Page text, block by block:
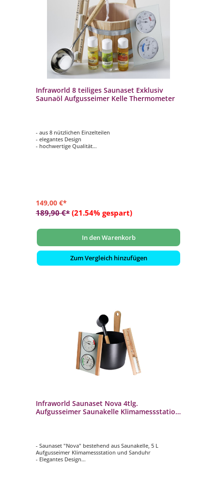
Infraworld 8 teiliges Saunaset Exklusiv
Saunaöl Aufgusseimer Kelle Thermometer
- aus 8 nützlichen Einzelteilen
- elegantes Design
- hochwertige Qualität
149,00 €*
189,90 €* (21.54% gespart)
In den Warenkorb
Zum Vergleich hinzufügen
Infraworld Saunaset Nova 4tlg.
Aufgusseimer Saunakelle Klimamessstation
- Saunaset "Nova" bestehend aus Saunakelle, 5 L
Aufgusseimer Klimamessstation und Sanduhr
- Elegantes Design